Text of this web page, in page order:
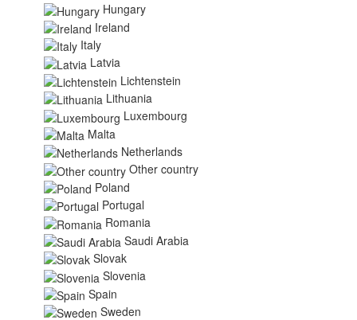
Hungary
Ireland
Italy
Latvia
Lichtenstein
Lithuania
Luxembourg
Malta
Netherlands
Other country
Poland
Portugal
Romania
Saudi Arabia
Slovak
Slovenia
Spain
Sweden